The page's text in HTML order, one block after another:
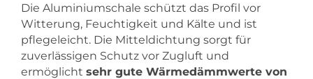
Die Aluminiumschale schützt das Profil vor
Witterung, Feuchtigkeit und Kälte und ist
pflegeleicht. Die Mitteldichtung sorgt für
zuverlässigen Schutz vor Zugluft und
ermöglicht sehr gute Wärmedämmwerte von